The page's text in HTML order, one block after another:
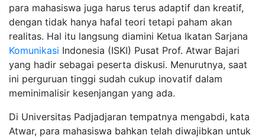
para mahasiswa juga harus terus adaptif dan kreatif,
dengan tidak hanya hafal teori tetapi paham akan
realitas. Hal itu langsung diamini Ketua Ikatan Sarjana
Komunikasi Indonesia (ISKI) Pusat Prof. Atwar Bajari
yang hadir sebagai peserta diskusi. Menurutnya, saat
ini perguruan tinggi sudah cukup inovatif dalam
meminimalisir kesenjangan yang ada.
Di Universitas Padjadjaran tempatnya mengabdi, kata
Atwar, para mahasiswa bahkan telah diwajibkan untuk